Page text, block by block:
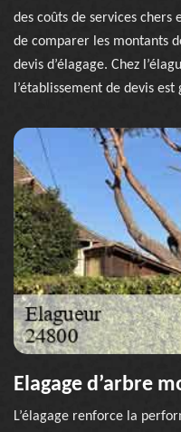
des coûts de services chers
de comparer les montants
devis d’élagage. Chez
l’établissement de devis
Elagage d’arbre
L’élagage renforce la